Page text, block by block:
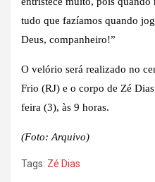
tudo que fazíamos quando
Deus, companheiro!”
O velório será realizado no
Frio (RJ) e o corpo de Zé
feira (3), às 9 horas.
(Foto: Arquivo)
Tags: Zé Dias